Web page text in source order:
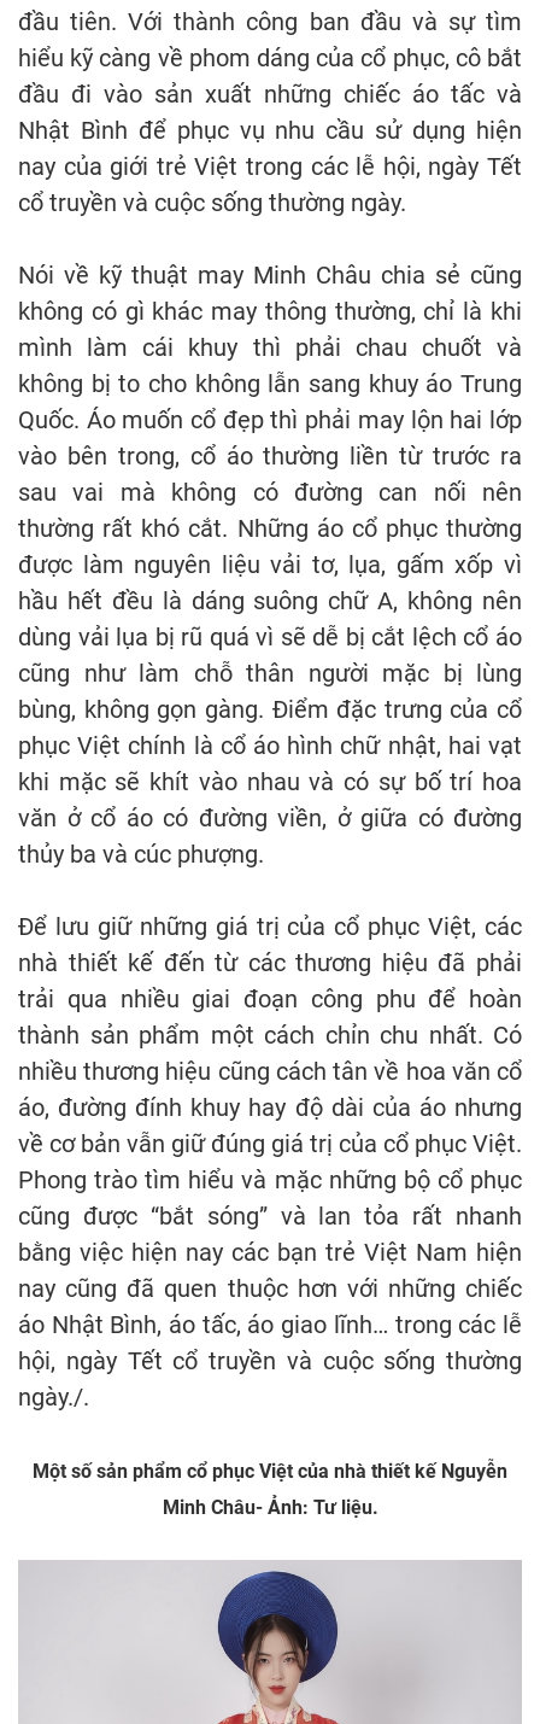
đầu tiên. Với thành công ban đầu và sự tìm
hiểu kỹ càng về phom dáng của cổ phục, cô bắt
đầu đi vào sản xuất những chiếc áo tấc và
Nhật Bình để phục vụ nhu cầu sử dụng hiện
nay của giới trẻ Việt trong các lễ hội, ngày Tết
cổ truyền và cuộc sống thường ngày.
Nói về kỹ thuật may Minh Châu chia sẻ cũng
không có gì khác may thông thường, chỉ là khi
mình làm cái khuy thì phải chau chuốt và
không bị to cho không lẫn sang khuy áo Trung
Quốc. Áo muốn cổ đẹp thì phải may lộn hai lớp
vào bên trong, cổ áo thường liền từ trước ra
sau vai mà không có đường can nối nên
thường rất khó cắt. Những áo cổ phục thường
được làm nguyên liệu vải tơ, lụa, gấm xốp vì
hầu hết đều là dáng suông chữ A, không nên
dùng vải lụa bị rũ quá vì sẽ dễ bị cắt lệch cổ áo
cũng như làm chỗ thân người mặc bị lùng
bùng, không gọn gàng. Điểm đặc trưng của cổ
phục Việt chính là cổ áo hình chữ nhật, hai vạt
khi mặc sẽ khít vào nhau và có sự bố trí hoa
văn ở cổ áo có đường viền, ở giữa có đường
thủy ba và cúc phượng.
Để lưu giữ những giá trị của cổ phục Việt, các
nhà thiết kế đến từ các thương hiệu đã phải
trải qua nhiều giai đoạn công phu để hoàn
thành sản phẩm một cách chỉn chu nhất. Có
nhiều thương hiệu cũng cách tân về hoa văn cổ
áo, đường đính khuy hay độ dài của áo nhưng
về cơ bản vẫn giữ đúng giá trị của cổ phục Việt.
Phong trào tìm hiểu và mặc những bộ cổ phục
cũng được “bắt sóng” và lan tỏa rất nhanh
bằng việc hiện nay các bạn trẻ Việt Nam hiện
nay cũng đã quen thuộc hơn với những chiếc
áo Nhật Bình, áo tấc, áo giao lĩnh… trong các lễ
hội, ngày Tết cổ truyền và cuộc sống thường
ngày./.
Một số sản phẩm cổ phục Việt của nhà thiết kế Nguyễn
Minh Châu- Ảnh: Tư liệu.